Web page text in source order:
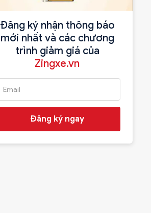
Đăng ký nhận thông báo
mới nhất và các chương
trình giảm giá của
Zingxe.vn
Đăng ký ngay